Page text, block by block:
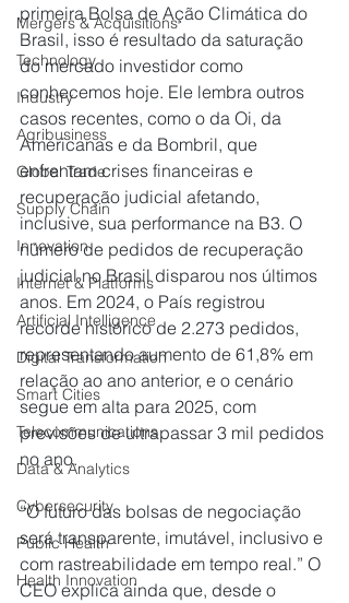
Mergers & Acquisitions
Technology
Industry
Agribusiness
Global Trade
Supply Chain
Innovation
Internet & Platforms
Artificial Intelligence
Digital Transformation
Smart Cities
Telecommunications
Data & Analytics
Cybersecurity
Public Health
Health Innovation
primeira Bolsa de Ação Climática do
Brasil, isso é resultado da saturação
do mercado investidor como
conhecemos hoje. Ele lembra outros
casos recentes, como o da Oi, da
Americanas e da Bombril, que
enfrentam crises financeiras e
recuperação judicial afetando,
inclusive, sua performance na B3. O
número de pedidos de recuperação
judicial no Brasil disparou nos últimos
anos. Em 2024, o País registrou
recorde histórico de 2.273 pedidos,
representando aumento de 61,8% em
relação ao ano anterior, e o cenário
segue em alta para 2025, com
previsões de ultrapassar 3 mil pedidos
no ano.
“O futuro das bolsas de negociação
será transparente, imutável, inclusivo e
com rastreabilidade em tempo real.” O
CEO explica ainda que, desde o